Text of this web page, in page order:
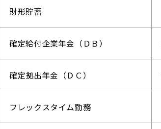
財形貯蓄
確定給付企業年金（ＤＢ）
確定拠出年金（ＤＣ）
フレックスタイム勤務